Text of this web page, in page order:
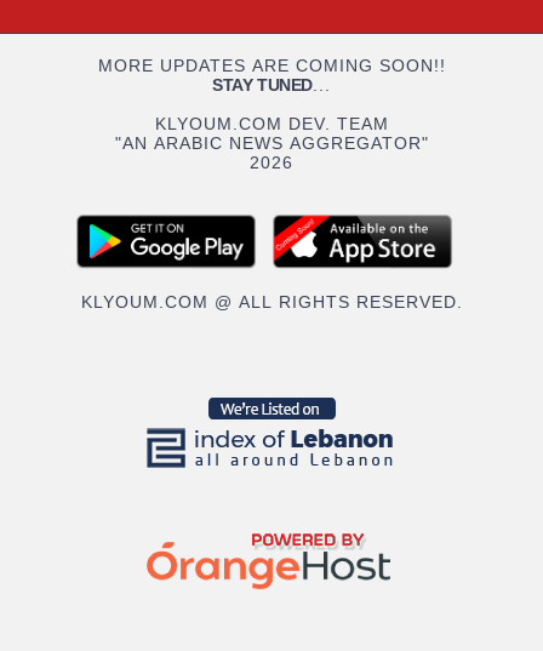
MORE UPDATES ARE COMING SOON!!
STAY TUNED...
KLYOUM.COM DEV. TEAM
"AN ARABIC NEWS AGGREGATOR"
2026
KLYOUM.COM @ ALL RIGHTS RESERVED.